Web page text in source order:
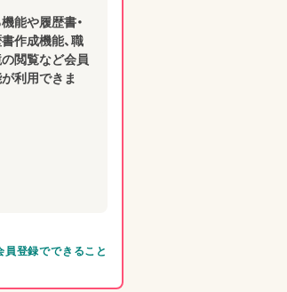
能や履歴書・
作成機能、職
閲覧など会員
利用できま
員登録でできること